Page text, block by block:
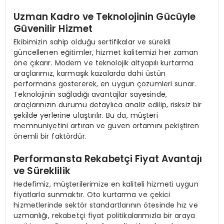
Uzman Kadro ve Teknolojinin Gücüyle
Güvenilir Hizmet
Ekibimizin sahip olduğu sertifikalar ve sürekli
güncellenen eğitimler, hizmet kalitemizi her zaman
öne çıkarır. Modern ve teknolojik altyapılı kurtarma
araçlarımız, karmaşık kazalarda dahi üstün
performans göstererek, en uygun çözümleri sunar.
Teknolojinin sağladığı avantajlar sayesinde,
araçlarınızın durumu detaylıca analiz edilip, risksiz bir
şekilde yerlerine ulaştırılır. Bu da, müşteri
memnuniyetini artıran ve güven ortamını pekiştiren
önemli bir faktördür.
Performansta Rekabetçi Fiyat Avantajı
ve Süreklilik
Hedefimiz, müşterilerimize en kaliteli hizmeti uygun
fiyatlarla sunmaktır. Oto kurtarma ve çekici
hizmetlerinde sektör standartlarının ötesinde hız ve
uzmanlığı, rekabetçi fiyat politikalarımızla bir araya